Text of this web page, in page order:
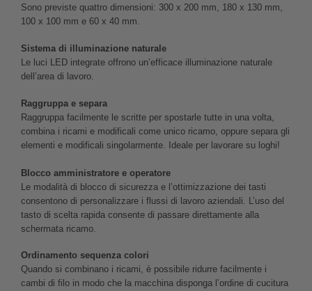
Sono previste quattro dimensioni: 300 x 200 mm, 180 x 130 mm,
100 x 100 mm e 60 x 40 mm.
Sistema di illuminazione naturale
Le luci LED integrate offrono un’efficace illuminazione naturale
dell’area di lavoro.
Raggruppa e separa
Raggruppa facilmente le scritte per spostarle tutte in una volta,
combina i ricami e modificali come unico ricamo, oppure separa gli
elementi e modificali singolarmente. Ideale per lavorare su loghi!
Blocco amministratore e operatore
Le modalità di blocco di sicurezza e l’ottimizzazione dei tasti
consentono di personalizzare i flussi di lavoro aziendali. L’uso del
tasto di scelta rapida consente di passare direttamente alla
schermata ricamo.
Ordinamento sequenza colori
Quando si combinano i ricami, è possibile ridurre facilmente i
cambi di filo in modo che la macchina disponga l’ordine di cucitura